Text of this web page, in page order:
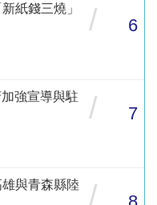
紙錢三燒」
/ 6
強宣導與駐
/ 7
與青森縣陸
/